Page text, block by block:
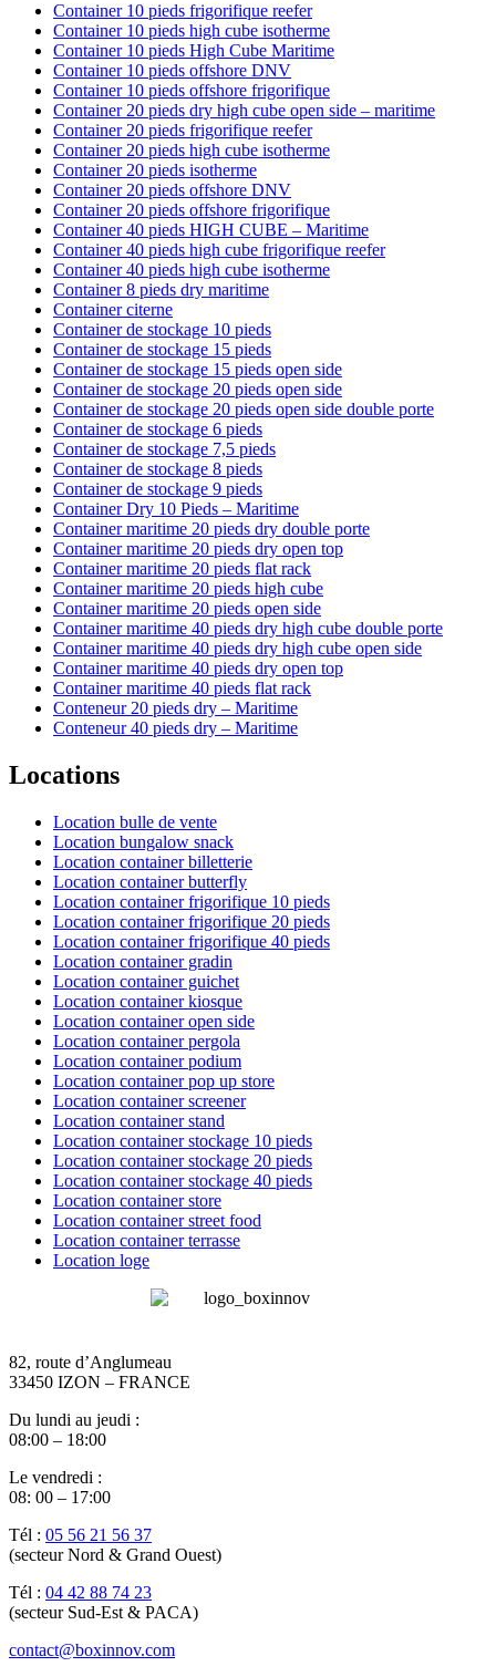
Container 10 pieds frigorifique reefer
Container 10 pieds high cube isotherme
Container 10 pieds High Cube Maritime
Container 10 pieds offshore DNV
Container 10 pieds offshore frigorifique
Container 20 pieds dry high cube open side – maritime
Container 20 pieds frigorifique reefer
Container 20 pieds high cube isotherme
Container 20 pieds isotherme
Container 20 pieds offshore DNV
Container 20 pieds offshore frigorifique
Container 40 pieds HIGH CUBE – Maritime
Container 40 pieds high cube frigorifique reefer
Container 40 pieds high cube isotherme
Container 8 pieds dry maritime
Container citerne
Container de stockage 10 pieds
Container de stockage 15 pieds
Container de stockage 15 pieds open side
Container de stockage 20 pieds open side
Container de stockage 20 pieds open side double porte
Container de stockage 6 pieds
Container de stockage 7,5 pieds
Container de stockage 8 pieds
Container de stockage 9 pieds
Container Dry 10 Pieds – Maritime
Container maritime 20 pieds dry double porte
Container maritime 20 pieds dry open top
Container maritime 20 pieds flat rack
Container maritime 20 pieds high cube
Container maritime 20 pieds open side
Container maritime 40 pieds dry high cube double porte
Container maritime 40 pieds dry high cube open side
Container maritime 40 pieds dry open top
Container maritime 40 pieds flat rack
Conteneur 20 pieds dry – Maritime
Conteneur 40 pieds dry – Maritime
Locations
Location bulle de vente
Location bungalow snack
Location container billetterie
Location container butterfly
Location container frigorifique 10 pieds
Location container frigorifique 20 pieds
Location container frigorifique 40 pieds
Location container gradin
Location container guichet
Location container kiosque
Location container open side
Location container pergola
Location container podium
Location container pop up store
Location container screener
Location container stand
Location container stockage 10 pieds
Location container stockage 20 pieds
Location container stockage 40 pieds
Location container store
Location container street food
Location container terrasse
Location loge
82, route d’Anglumeau
33450 IZON – FRANCE
Du lundi au jeudi :
08:00 – 18:00
Le vendredi :
08: 00 – 17:00
Tél : 05 56 21 56 37
(secteur Nord & Grand Ouest)
Tél : 04 42 88 74 23
(secteur Sud-Est & PACA)
contact@boxinnov.com